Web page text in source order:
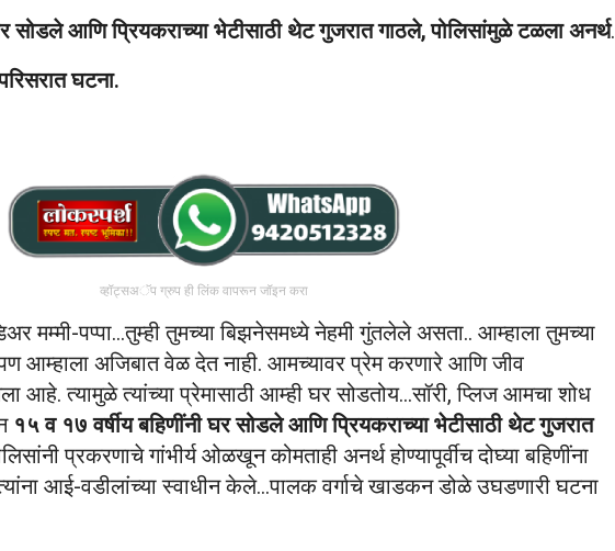
सोडले आणि प्रियकराच्या भेटीसाठी थेट गुजरात गाठले, पोलिसांमुळे टळला अनर्थ.
घटना.
व्हॉट्सअॅप ग्रुप ही लिंक वापरून जॉइन करा
मम्मी-पप्पा…तुम्ही तुमच्या बिझनेसमध्ये नेहमी गुंतलेले असता.. आम्हाला तुमच्या
आम्हाला अजिबात वेळ देत नाही. आमच्यावर प्रेम करणारे आणि जीव
आहे. त्यामुळे त्यांच्या प्रेमासाठी आम्ही घर सोडतोय…सॉरी, प्लिज आमचा शोध
१५ व १७ वर्षीय बहिणींनी घर सोडले आणि प्रियकराच्या भेटीसाठी थेट गुजरात
प्रकरणाचे गांभीर्य ओळखून कोमताही अनर्थ होण्यापूर्वीच दोघ्या बहिणींना
आई-वडीलांच्या स्वाधीन केले…पालक वर्गाचे खाडकन डोळे उघडणारी घटना